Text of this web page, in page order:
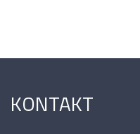
KONTAKT